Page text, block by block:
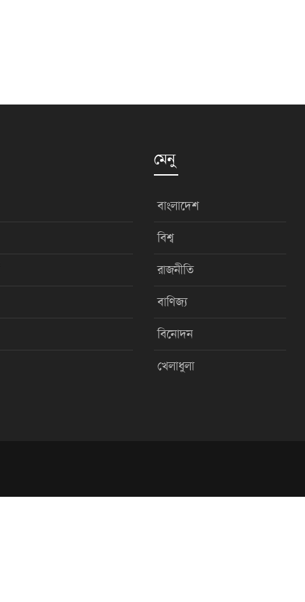
মেনু
বাংলাদেশ
বিশ্ব
রাজনীতি
বাণিজ্য
বিনোদন
খেলাধুলা